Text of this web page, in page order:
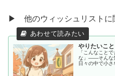
▶ 他のウィッシュリストに
やりたいこと
「こんなこと
な」——そんな
日々の中で小さ